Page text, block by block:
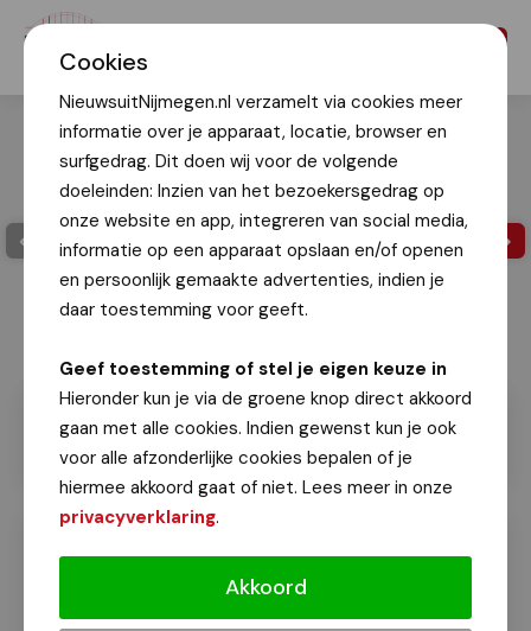
Cookies
NieuwsuitNijmegen.nl verzamelt via cookies meer
informatie over je apparaat, locatie, browser en
surfgedrag. Dit doen wij voor de volgende
doeleinden: Inzien van het bezoekersgedrag op
onze website en app, integreren van social media,
informatie op een apparaat opslaan en/of openen
en persoonlijk gemaakte advertenties, indien je
daar toestemming voor geeft.
Geef toestemming of stel je eigen keuze in
Hieronder kun je via de groene knop direct akkoord
gaan met alle cookies. Indien gewenst kun je ook
voor alle afzonderlijke cookies bepalen of je
hiermee akkoord gaat of niet. Lees meer in onze
privacyverklaring.
Akkoord
[Foto’s] Vierdaagsefeesten 2022 op
Hertogplein & Faberplein super
gestart!